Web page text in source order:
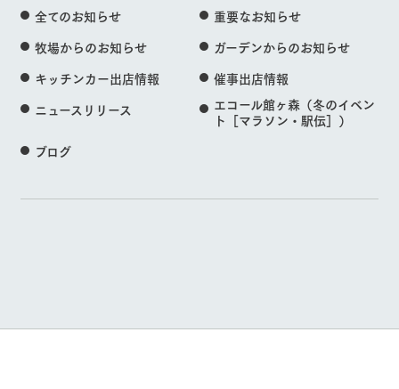
全てのお知らせ
重要なお知らせ
牧場からのお知らせ
ガーデンからのお知らせ
キッチンカー出店情報
催事出店情報
ニュースリリース
エコール館ヶ森（冬のイベン
ト［マラソン・駅伝］）
ブログ